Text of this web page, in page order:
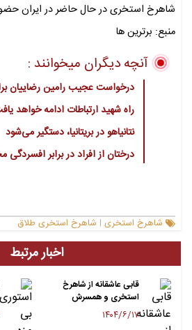
شاهرخ استخری در حال حاضر در ایران
منبع: برترین ها
آنچه دیگران میخوانند :
درخواست عجیب رامین رضاییان
راه شهید ارتباطات ادامه خواهد
نتانیاهو در بریتانیا، دستگیر می‌شود
درختان از افراد در برابر
شاهرخ استخری | شاهرخ استخری طلاق
اخبار مرتبط
قابی عاشقانه از شاهرخ
استخری و همسرش
۱۴۰۴/۶/۱۷